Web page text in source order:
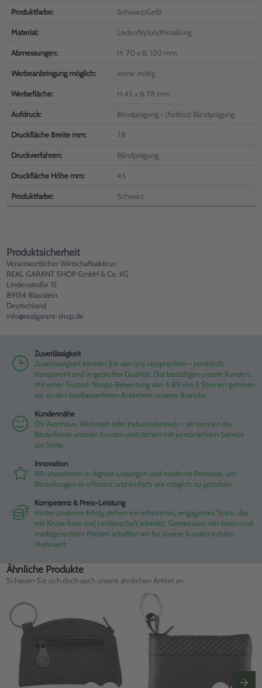
Produktfarbe: Schwarz/Gelb
Material: Leder/Nylon/Metallring
Abmessungen: H: 70 x B: 120 mm
Werbeanbringung möglich: vorne mittig
Werbefläche: H 45 x B 78 mm
Aufdruck: Blindprägung - (farblos) Blindprägung
Druckfläche Breite mm: 78
Druckverfahren: Blindprägung
Druckfläche Höhe mm: 45
Produktfarbe: Schwarz
Produktsicherheit
Verantwortlicher Wirtschaftsakteur:
REAL GARANT SHOP GmbH & Co. KG
Lindenstraße 15
89134 Blaustein
Deutschland
info@realgarant-shop.de
Zuverlässigkeit
Zuverlässigkeit können Sie von uns versprechen – pünktlich,
transparent und in geprüfter Qualität. Das bestätigen unsere Kunden:
Mit einer Trusted-Shops-Bewertung von 4.89 von 5 Sternen gehören
wir zu den bestbewerteten Anbietern unserer Branche.
Kundennähe
Ob Autohaus, Werkstatt oder Industriebetrieb – wir kennen die
Bedürfnisse unserer Kunden und stehen mit persönlichem Service
zur Seite.
Innovation
Wir investieren in digitale Lösungen und moderne Prozesse, um
Bestellungen so effizient und einfach wie möglich zu gestalten.
Kompetenz & Preis-Leistung
Hinter unserem Erfolg stehen ein erfahrenes, engagiertes Team, das
mit Know-how und Leidenschaft arbeitet. Gemeinsam mit fairen und
marktgerechten Preisen schaffen wir für unsere Kunden echten
Mehrwert.
Ähnliche Produkte
Schauen Sie sich doch auch unsere ähnlichen Artikel an.